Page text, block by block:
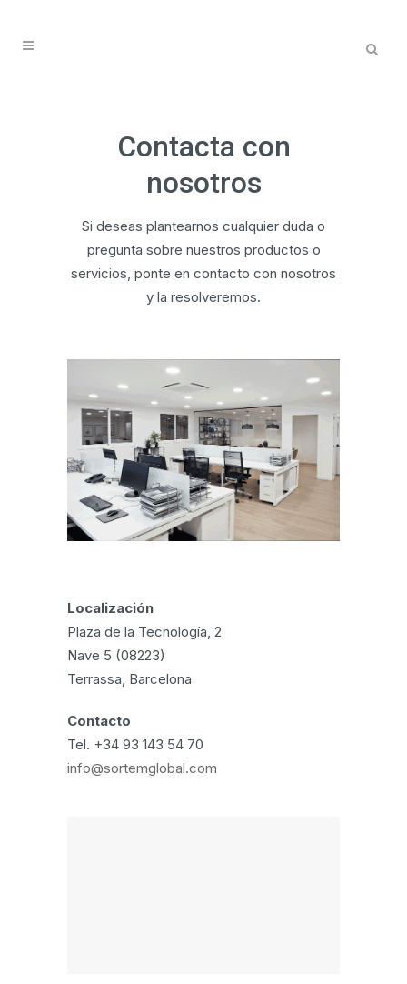
Contacta con
nosotros
Si deseas plantearnos cualquier duda o
pregunta sobre nuestros productos o
servicios, ponte en contacto con nosotros
y la resolveremos.
Localización
Plaza de la Tecnología, 2
Nave 5 (08223)
Terrassa, Barcelona
Contacto
Tel. +34 93 143 54 70
info@sortemglobal.com